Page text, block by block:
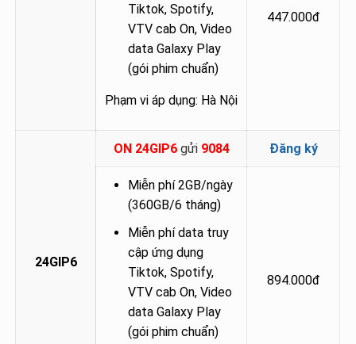
Tiktok, Spotify,
VTV cab On, Video
data Galaxy Play
(gói phim chuẩn)
Phạm vi áp dụng: Hà Nội
447.000đ
24GIP6
ON 24GIP6 gửi9084 Đăng ký
Miễn phí 2GB/ngày
(360GB/6 tháng)
Miễn phí data truy
cập ứng dụng
Tiktok, Spotify,
VTV cab On, Video
data Galaxy Play
(gói phim chuẩn)
894.000đ